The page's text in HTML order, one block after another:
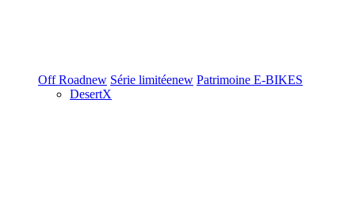
Off Roadnew Série limitéenew Patrimoine E-BIKES
DesertX